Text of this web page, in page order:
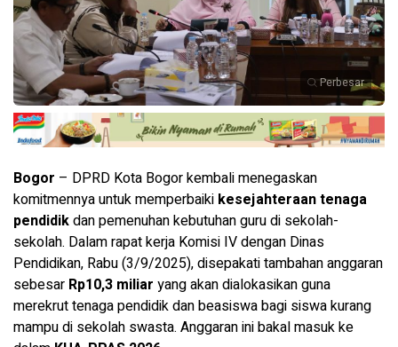
Perbesar
Bogor – DPRD Kota Bogor kembali menegaskan
komitmennya untuk memperbaiki kesejahteraan tenaga
pendidikdan pemenuhan kebutuhan guru di sekolah-
sekolah. Dalam rapat kerja Komisi IV dengan Dinas
Pendidikan, Rabu (3/9/2025), disepakati tambahan anggaran
sebesar Rp10,3 miliar yang akan dialokasikan guna
merekrut tenaga pendidik dan beasiswa bagi siswa kurang
mampu di sekolah swasta. Anggaran ini bakal masuk ke